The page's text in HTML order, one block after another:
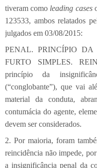
tiveram como leading cases
123533, ambos relatados
julgados em 03/08/2015:
PENAL. PRINCÍPIO
FURTO SIMPLES.
princípio da
(“conglobante”), que vai
material da conduta,
contumácia do agente,
devem ser considerados.
2. Por maioria, foram
reincidência não impede,
a insignificância penal da